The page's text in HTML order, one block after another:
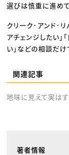
選びは慎重に進めて
クリーク･アンド･
アチェンジしたい
い」などの相談だけ
関連記事
地味に見えて実は
著者情報